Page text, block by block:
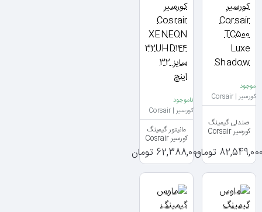
موجود
کورسیر | Corsair
صندلی گیمینگ
کورسیر Corsair
Shadow
تومان
ناموجود
کورسیر | Corsair
مانیتور گیمینگ
کورسیر Cosrair
XENEON
32UHD144 سایز
32 اینچ
62,388,000 تومان